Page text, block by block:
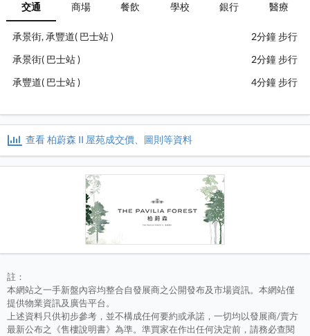
交通 商場 餐飲 學校 銀行 醫療
承景街, 承豐道( 巴士站 )
2分鐘 步行
承景街( 巴士站 )
2分鐘 步行
承豐道( 巴士站 )
4分鐘 步行
查看 柏蔚森 II 屋苑成交價、圖則等資料
註：
本網站之一手新盤內容均整合自發展商之公開發布及市場資訊。本網站僅
提供物業資訊及廣告平台。
上述資料只供初步參考，並不構成任何要約或承諾，一切均以發展商/賣方
最新公布之《售樓說明書》為準。準買家在作出任何決定前，請務必查閱